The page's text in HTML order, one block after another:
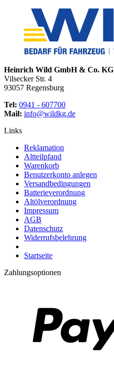
Heinrich Wild GmbH & Co. KG
Vilsecker Str. 4
93057 Regensburg
Tel: 0941 - 607700
Mail: info@wildkg.de
Links
Reklamation
Altteilpfand
Warenkorb
Benutzerkonto anlegen
Versandbedingungen
Batterieverordnung
Altölverordnung
Impressum
AGB
Datenschutz
Widerrufsbelehrung
Startseite
Zahlungsoptionen